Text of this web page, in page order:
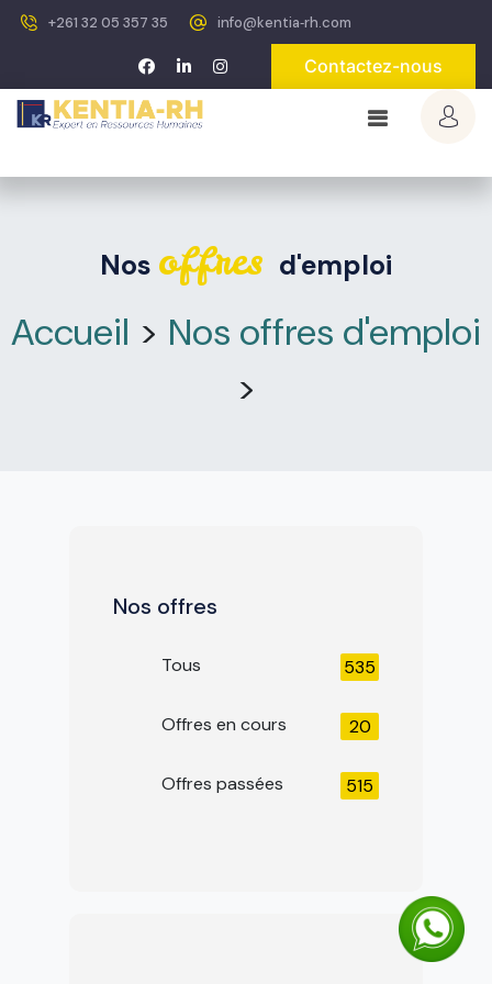
+261 32 05 357 35 info@kentia‐rh.com
Contactez-nous
Nos offres d'emploi
Accueil > Nos offres d'emploi
>
Nos offres
Tous 535
Offres en cours 20
Offres passées 515